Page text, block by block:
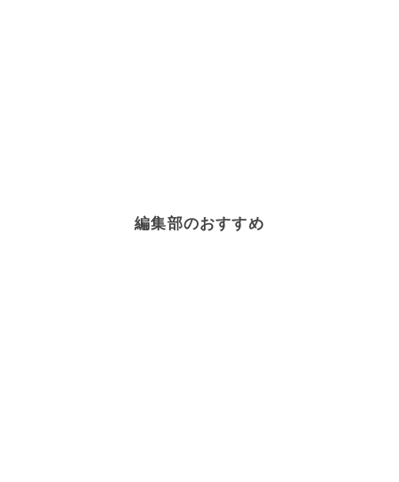
編集部のおすすめ